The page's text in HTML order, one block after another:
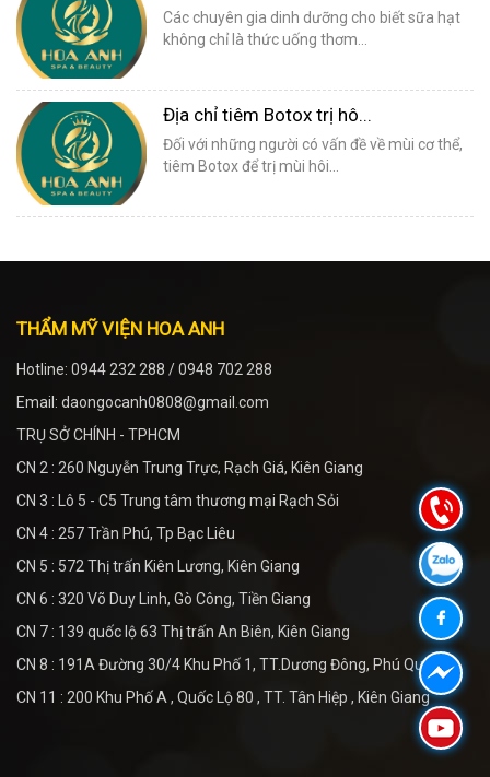
Các chuyên gia dinh dưỡng cho biết sữa hạt
không chỉ là thức uống thơm...
Địa chỉ tiêm Botox trị hô...
Đối với những người có vấn đề về mùi cơ thể,
tiêm Botox để trị mùi hôi...
THẨM MỸ VIỆN HOA ANH
Hotline: 0944 232 288 / 0948 702 288
Email: daongocanh0808@gmail.com
TRỤ SỞ CHÍNH - TPHCM
CN 2 : 260 Nguyễn Trung Trực, Rạch Giá, Kiên Giang
CN 3 : Lô 5 - C5 Trung tâm thương mại Rạch Sỏi
CN 4 : 257 Trần Phú, Tp Bạc Liêu
CN 5 : 572 Thị trấn Kiên Lương, Kiên Giang
CN 6 : 320 Võ Duy Linh, Gò Công, Tiền Giang
CN 7 : 139 quốc lộ 63 Thị trấn An Biên, Kiên Giang
CN 8 : 191A Đường 30/4 Khu Phố 1, TT.Dương Đông, Phú Quốc
CN 11 : 200 Khu Phố A , Quốc Lộ 80 , TT. Tân Hiệp , Kiên Giang